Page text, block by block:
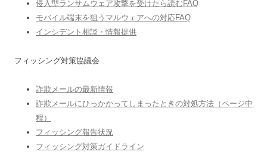
侵入型ランサムウェア攻撃を受けたら読むFAQ
モバイル端末を狙うマルウェアへの対応FAQ
インシデント相談・情報提供
フィッシング対策協議会
詐欺メールの最新情報
詐欺メールにひっかかってしまったときの対処方法（ページ中
程）
フィッシング報告状況
フィッシング対策ガイドライン